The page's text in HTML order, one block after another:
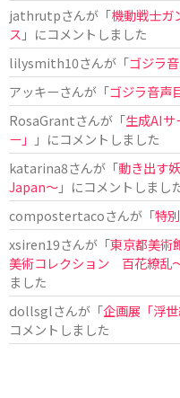
jathrutpさんが「機動戦士ガ
ス 」にコメントしました
lilysmith10さんが「ゴジラ
アッキーさんが「ゴジラ音声
RosaGrantさんが「生成AIサ
ー」
」にコメントしました
katarina8さんが「動き出す
Japan〜」にコメントしまし
compostertacoさんが「特
xsiren19さんが「東京都美術
美術コレクション 百花繚乱
ました
dollsglさんが「企画展「浮
コメントしました